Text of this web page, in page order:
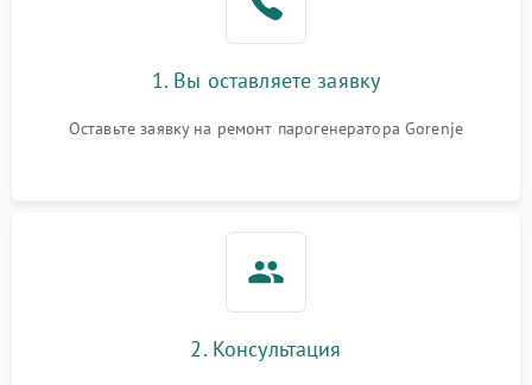
1. Вы оставляете заявку
Оставьте заявку на ремонт парогенератора Gorenje
2. Консультация